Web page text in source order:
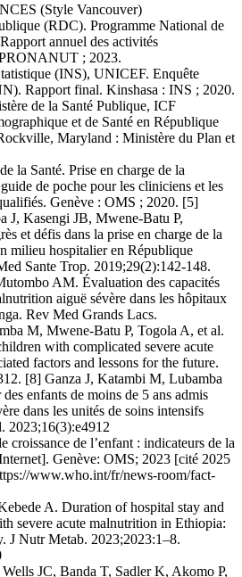
(Style Vancouver)
(RDC). Programme National de
annuel des activités
; 2023.
(INS), UNICEF. Enquête
Rapport final. Kinshasa : INS ; 2020.
de la Santé Publique, ICF
et de Santé en République
Maryland : Ministère du Plan et
la Santé. Prise en charge de la
de poche pour les cliniciens et les
Genève : OMS ; 2020. [5]
J, Kasengi JB, Mwene-Batu P,
et défis dans la prise en charge de la
milieu hospitalier en République
Sante Trop. 2019;29(2):142-148.
AM. Évaluation des capacités
aiguë sévère dans les hôpitaux
Rev Med Grands Lacs.
M, Mwene-Batu P, Togola A, et al.
with complicated severe acute
factors and lessons for the future.
[8] Ganza J, Katambi M, Lubamba
enfants de moins de 5 ans admis
dans les unités de soins intensifs
2023;16(3):e4912
de l’enfant : indicateurs de la
Genève: OMS; 2023 [cité 2025
www.who.int/fr/news-room/fact-
A. Duration of hospital stay and
severe acute malnutrition in Ethiopia:
J Nutr Metab. 2023;2023:1–8.
JC, Banda T, Sadler K, Akomo P,